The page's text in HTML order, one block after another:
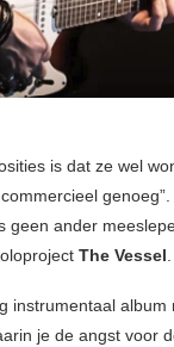
is dat ze wel
geen ander
The Vessel
instrumentaal
je de angst voor